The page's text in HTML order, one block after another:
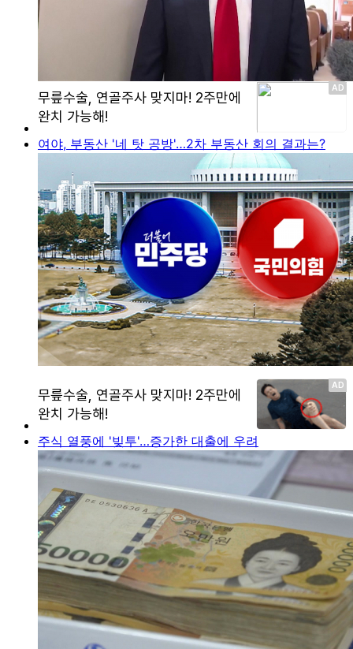
여야, 부동산 '네 탓 공방'…2차 부동산 회의 결과는?
주식 열풍에 '빚투'…증가한 대출에 우려